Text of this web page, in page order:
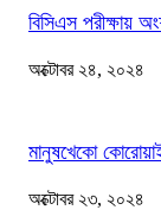
বিসিএস পরীক্ষায়
অক্টোবর ২৪, ২০২৪
মানুষখেকো
অক্টোবর ২৩, ২০২৪